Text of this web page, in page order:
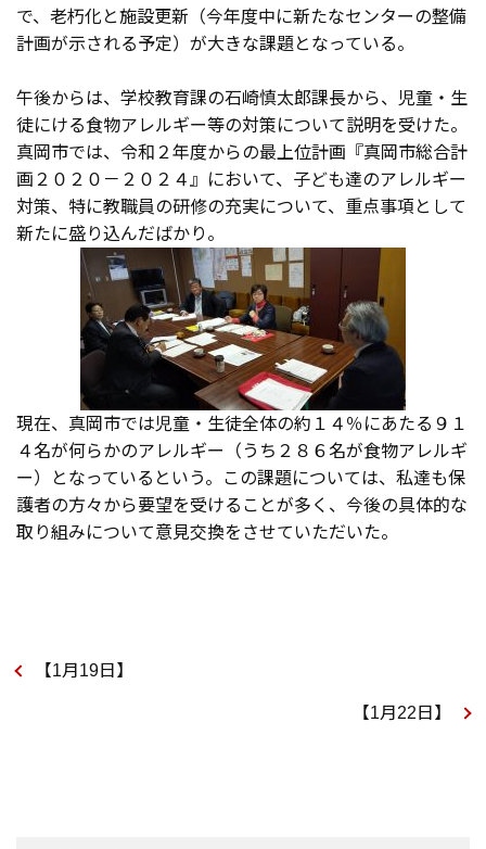
で、老朽化と施設更新（今年度中に新たなセンターの整備
計画が示される予定）が大きな課題となっている。
午後からは、学校教育課の石崎慎太郎課長から、児童・生
徒にける食物アレルギー等の対策について説明を受けた。
真岡市では、令和２年度からの最上位計画『真岡市総合計
画２０２０－２０２４』において、子ども達のアレルギー
対策、特に教職員の研修の充実について、重点事項として
新たに盛り込んだばかり。
現在、真岡市では児童・生徒全体の約１４％にあたる９１
４名が何らかのアレルギー（うち２８６名が食物アレルギ
ー）となっているという。この課題については、私達も保
護者の方々から要望を受けることが多く、今後の具体的な
取り組みについて意見交換をさせていただいた。
【1月19日】
【1月22日】